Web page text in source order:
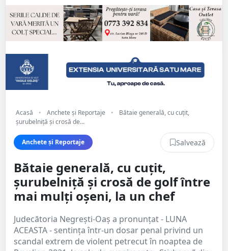
Acasă • Anchete și Reportaje •
Bătaie generală, cu cuțit,
șurubelniță și crosă de...
Anchete și Reportaje Salvează
Bătaie generală, cu cuțit,
șurubelniță și crosă de golf între
mai mulți oșeni, la un chef
Judecătoria Negrești-Oaș a pronunțat - LUNA
ACEASTA - sentința într-un dosar penal privind un
scandal extrem de violent petrecut în noaptea de